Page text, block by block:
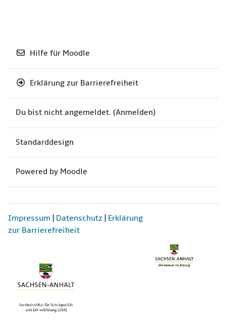
Hilfe für Moodle
Erklärung zur Barrierefreiheit
Du bist nicht angemeldet. (Anmelden)
Standarddesign
Powered by Moodle
Impressum Datenschutz Erklärung
zur Barrierefreiheit